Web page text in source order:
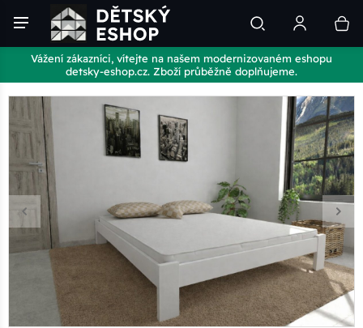
Vážení zákazníci, vítejte na našem modernizovaném eshopu
detsky-eshop.cz. Zboží průběžně doplňujeme.